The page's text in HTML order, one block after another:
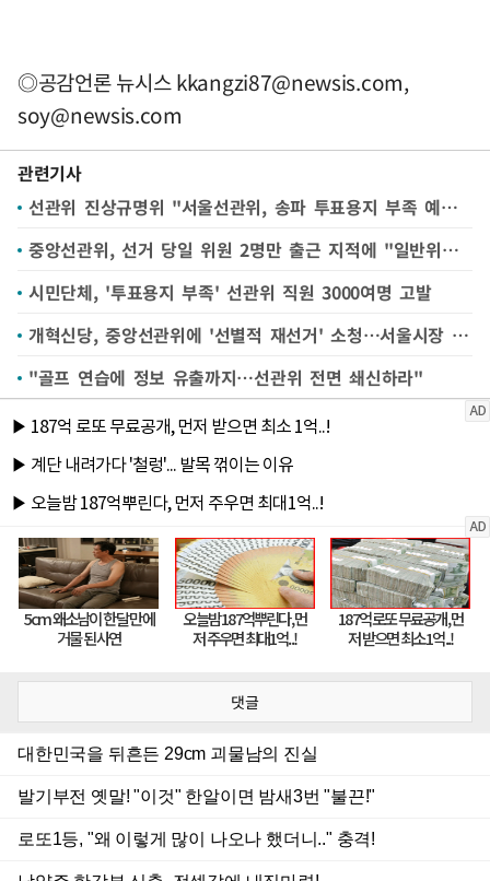
◎공감언론 뉴시스kkangzi87@newsis.com,
soy@newsis.com
관련기사
선관위 진상규명위 "서울선관위, 송파 투표용지 부족 예상에도 부적절 대응"
중앙선관위, 선거 당일 위원 2명만 출근 지적에 "일반위원은 상근 직위 아냐"
시민단체, '투표용지 부족' 선관위 직원 3000여명 고발
개혁신당, 중앙선관위에 '선별적 재선거' 소청…서울시장 포함 18곳
"골프 연습에 정보 유출까지…선관위 전면 쇄신하라"
댓글